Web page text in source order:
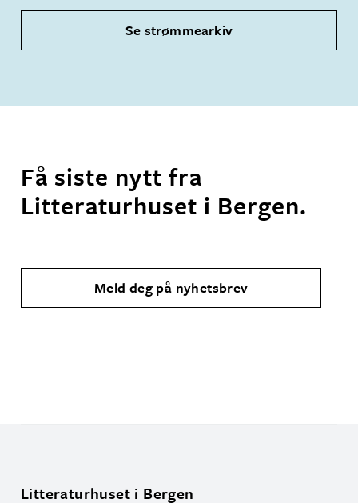
Se strømmearkiv
Få siste nytt fra
Litteraturhuset i Bergen.
Meld deg på nyhetsbrev
Litteraturhuset i Bergen